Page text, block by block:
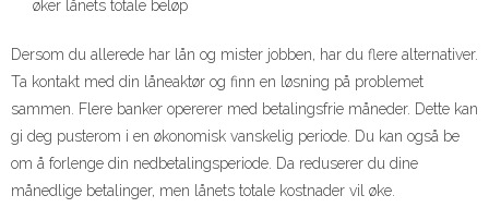
øker lånets totale beløp
Dersom du allerede har lån og mister jobben, har du flere alternativer.
Ta kontakt med din låneaktør og finn en løsning på problemet
sammen. Flere banker opererer med betalingsfrie måneder. Dette kan
gi deg pusterom i en økonomisk vanskelig periode. Du kan også be
om å forlenge din nedbetalingsperiode. Da reduserer du dine
månedlige betalinger, men lånets totale kostnader vil øke.